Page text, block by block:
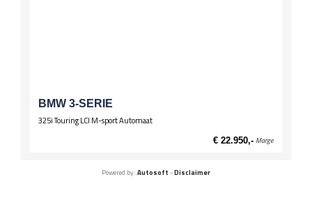
BMW 3-SERIE
325i Touring LCI M-sport Automaat
€ 22.950,- Marge
Powered by: Autosoft -Disclaimer